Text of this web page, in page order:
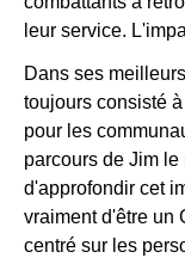
leur service.
Dans ses
toujours consisté
pour les
parcours de Jim
d'approfondir cet
vraiment d'être un
centré sur les